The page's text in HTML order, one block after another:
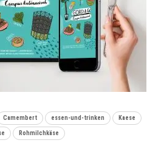
Camembert essen-und-trinken Kaese
Rohmilchkäse